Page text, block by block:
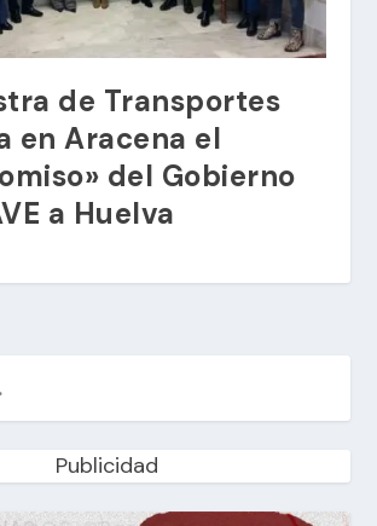
de Transportes
en Aracena el
del Gobierno
a Huelva
Publicidad